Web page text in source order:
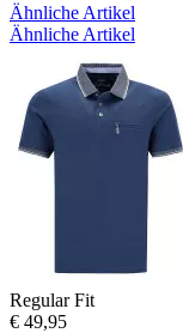
Ähnliche Artikel
Ähnliche Artikel
Regular Fit
€ 49,95